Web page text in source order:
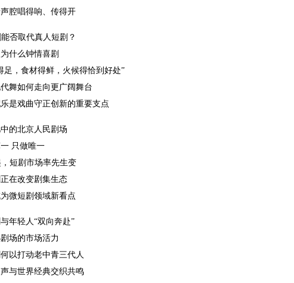
腔唱得响、传得开
否取代真人短剧？
什么钟情喜剧
足，食材得鲜，火候得恰到好处”
舞如何走向更广阔舞台
是戏曲守正创新的重要支点
的北京人民剧场
只做唯一
短剧市场率先生变
在改变剧集生态
微短剧领域新看点
年轻人“双向奔赴”
场的市场活力
以打动老中青三代人
与世界经典交织共鸣